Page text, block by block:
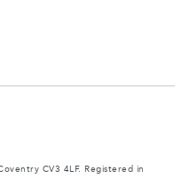
CV3 4LF. Registered in